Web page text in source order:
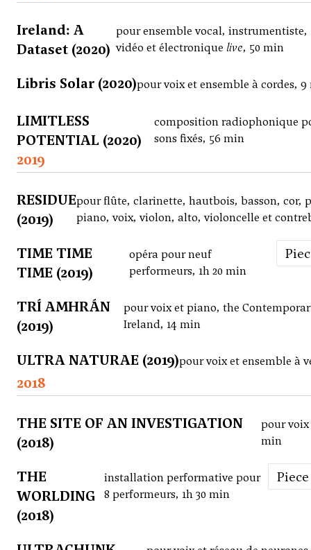
Ireland: A
Dataset (2020)
pour ensemble vocal, instrumentiste,
vidéo et électronique live, 50 min
Libris Solar (2020)pour voix et ensemble à cordes,
LIMITLESS
POTENTIAL (2020)
composition radiophonique
sons fixés, 56 min
2019
RESIDUE
(2019)
pour flûte, clarinette, hautbois, basson, cor,
piano, voix, violon, alto, violoncelle et
TIME TIME
TIME (2019)
opéra pour neuf
performeurs, 1h 20 min
TRÍ AMHRÁN
(2019)
pour voix et piano, the
Ireland, 14 min
ULTRA NATURAE (2019)pour voix et ensemble à
2018
THE SITE OF AN INVESTIGATION
(2018)
pour voix
min
THE
WORLDING
(2018)
installation performative pour
8 performeurs, 1h 30 min
Piece